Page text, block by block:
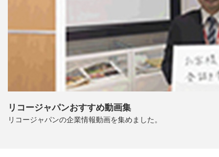
リコージャパンおすすめ動画集
リコージャパンの企業情報動画を集めました。